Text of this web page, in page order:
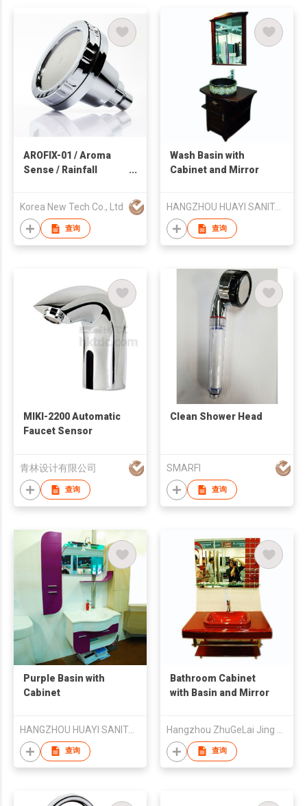
AROFIX-01 / Aroma
Sense / Rainfall
Wall Mounted
Korea New Tech Co., Ltd
查询
Wash Basin with
Cabinet and Mirror
HANGZHOU HUAYI SANITARY WARE CO.,Ltd.
查询
MIKI-2200 Automatic
Faucet Sensor
青林设计有限公司
查询
Clean Shower Head
SMARFI
查询
Purple Basin with
Cabinet
HANGZHOU HUAYI SANITARY WARE CO.,Ltd.
查询
Bathroom Cabinet
with Basin and Mirror
查询